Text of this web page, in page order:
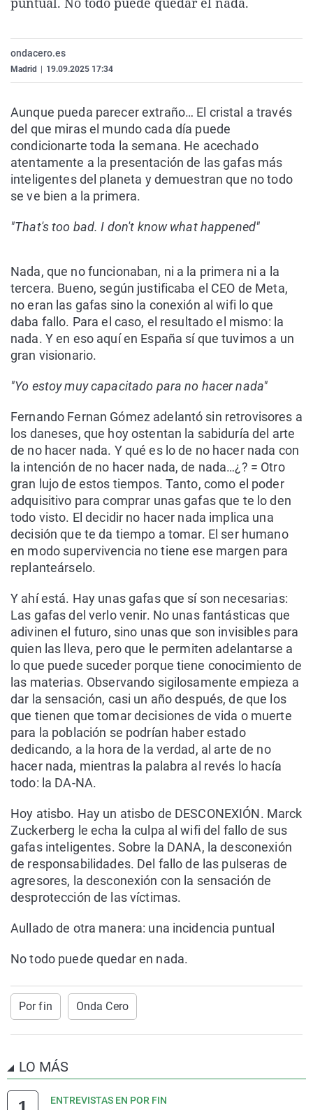
La rosa de los vientos
Gente viajera
Caso
Retornados
Operación Viuda
Extremadura
Galicia
Navarra
País Vasco
Virales
Televisión
ondacero.es
Madrid 19.09.2025 17:34
Aunque pueda parecer extraño… El cristal a través
del que miras el mundo cada día puede
condicionarte toda la semana. He acechado
atentamente a la presentación de las gafas más
inteligentes del planeta y demuestran que no todo
se ve bien a la primera.
"That's too bad. I don't know what happened"
Nada, que no funcionaban, ni a la primera ni a la
tercera. Bueno, según justificaba el CEO de Meta,
no eran las gafas sino la conexión al wifi lo que
daba fallo. Para el caso, el resultado el mismo: la
nada. Y en eso aquí en España sí que tuvimos a un
gran visionario.
"Yo estoy muy capacitado para no hacer nada"
Fernando Fernan Gómez adelantó sin retrovisores a
los daneses, que hoy ostentan la sabiduría del arte
de no hacer nada. Y qué es lo de no hacer nada con
la intención de no hacer nada, de nada…¿? = Otro
gran lujo de estos tiempos. Tanto, como el poder
adquisitivo para comprar unas gafas que te lo den
todo visto. El decidir no hacer nada implica una
decisión que te da tiempo a tomar. El ser humano
en modo supervivencia no tiene ese margen para
replanteárselo.
Y ahí está. Hay unas gafas que sí son necesarias:
Las gafas del verlo venir. No unas fantásticas que
adivinen el futuro, sino unas que son invisibles para
quien las lleva, pero que le permiten adelantarse a
lo que puede suceder porque tiene conocimiento de
las materias. Observando sigilosamente empieza a
dar la sensación, casi un año después, de que los
que tienen que tomar decisiones de vida o muerte
para la población se podrían haber estado
dedicando, a la hora de la verdad, al arte de no
hacer nada, mientras la palabra al revés lo hacía
todo: la DA-NA.
Hoy atisbo. Hay un atisbo de DESCONEXIÓN. Marck
Zuckerberg le echa la culpa al wifi del fallo de sus
gafas inteligentes. Sobre la DANA, la desconexión
de responsabilidades. Del fallo de las pulseras de
agresores, la desconexión con la sensación de
desprotección de las víctimas.
Aullado de otra manera: una incidencia puntual
No todo puede quedar en nada.
Por fin Onda Cero
LO MÁS
ENTREVISTAS EN POR FIN